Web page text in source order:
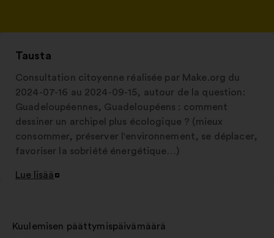
Tausta
Consultation citoyenne réalisée par Make.org du
2024-07-16 au 2024-09-15, autour de la question:
Guadeloupéennes, Guadeloupéens : comment
dessiner un archipel plus écologique ? (mieux
consommer, préserver l'environnement, se déplacer,
favoriser la sobriété énergétique…)
Lue lisää
Avaa
Kuulemisen päättymispäivämäärä
: